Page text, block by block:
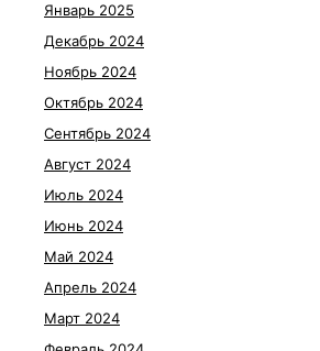
Январь 2025
Декабрь 2024
Ноябрь 2024
Октябрь 2024
Сентябрь 2024
Август 2024
Июль 2024
Июнь 2024
Май 2024
Апрель 2024
Март 2024